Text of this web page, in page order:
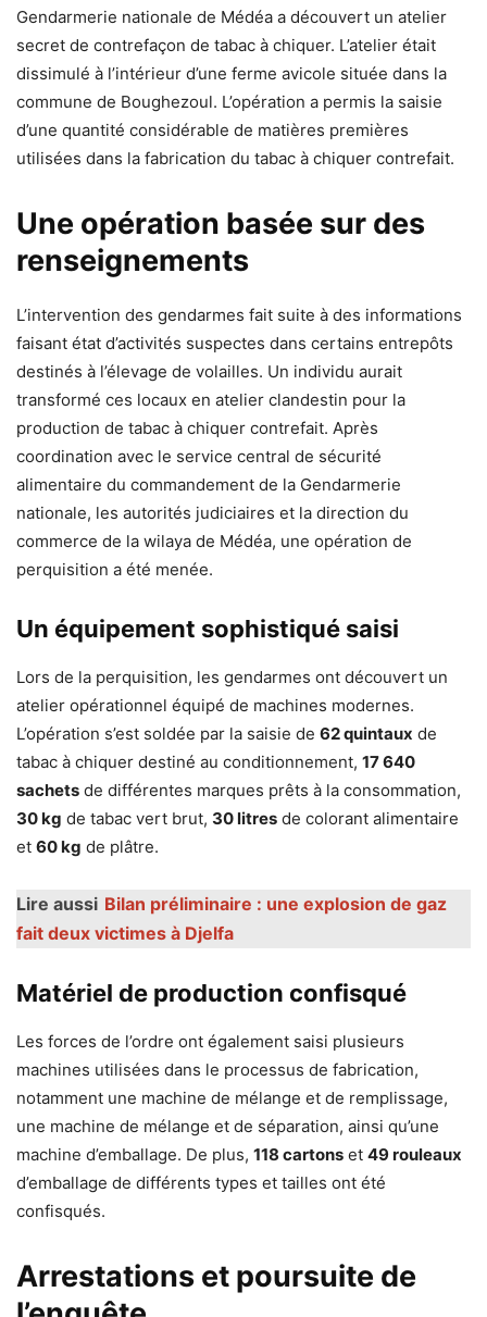
Gendarmerie nationale de Médéa a découvert un atelier
secret de contrefaçon de tabac à chiquer. L’atelier était
dissimulé à l’intérieur d’une ferme avicole située dans la
commune de Boughezoul. L’opération a permis la saisie
d’une quantité considérable de matières premières
utilisées dans la fabrication du tabac à chiquer contrefait.
Une opération basée sur des
renseignements
L’intervention des gendarmes fait suite à des informations
faisant état d’activités suspectes dans certains entrepôts
destinés à l’élevage de volailles. Un individu aurait
transformé ces locaux en atelier clandestin pour la
production de tabac à chiquer contrefait. Après
coordination avec le service central de sécurité
alimentaire du commandement de la Gendarmerie
nationale, les autorités judiciaires et la direction du
commerce de la wilaya de Médéa, une opération de
perquisition a été menée.
Un équipement sophistiqué saisi
Lors de la perquisition, les gendarmes ont découvert un
atelier opérationnel équipé de machines modernes.
L’opération s’est soldée par la saisie de 62 quintaux de
tabac à chiquer destiné au conditionnement, 17 640
sachets de différentes marques prêts à la consommation,
30 kg de tabac vert brut, 30 litres de colorant alimentaire
et 60 kg de plâtre.
Lire aussi Bilan préliminaire : une explosion de gaz
fait deux victimes à Djelfa
Matériel de production confisqué
Les forces de l’ordre ont également saisi plusieurs
machines utilisées dans le processus de fabrication,
notamment une machine de mélange et de remplissage,
une machine de mélange et de séparation, ainsi qu’une
machine d’emballage. De plus, 118 cartons et 49 rouleaux
d’emballage de différents types et tailles ont été
confisqués.
Arrestations et poursuite de